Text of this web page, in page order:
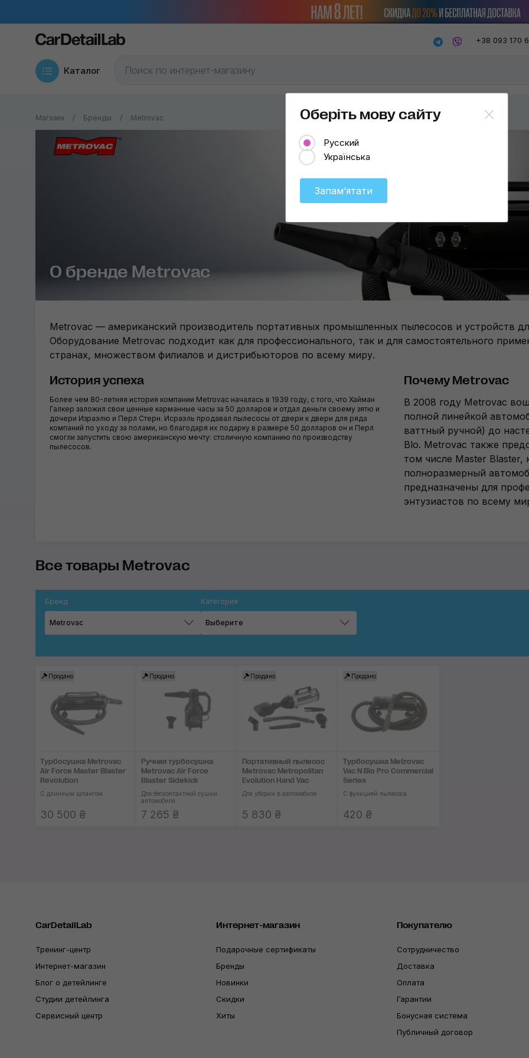
+38 093 170
Каталог
Магазин Бренды Metrovac
О бренде Metrovac
Metrovac — американский производитель портативных промышленных пылесосов и устройств
Оборудование Metrovac подходит как для профессионального, так и для самостоятельного
странах, множеством филиалов и дистрибьюторов по всему миру.
История успеха
Более чем 80-летняя история компании Metrovac началась в 1939 году, с того, что Хайман
Галкер заложил свои ценные карманные часы за 50 долларов и отдал деньги своему зятю и
дочери Израэлю и Перл Стерн. Исраэль продавал пылесосы от двери к двери для ряда
компаний по уходу за полами, но благодаря их подарку в размере 50 долларов он и Перл
смогли запустить свою американскую мечту: столичную компанию по производству
пылесосов.
Почему Metrovac
В 2008 году Metrovac
полной линейкой
ваттный ручной) до
Blo. Metrovac также
том числе Master
полноразмерный
предназначены для
энтузиастов по всему
Все товары Metrovac
Бренд
Metrovac
Категория
Выберите
Продано
Турбосушка Metrovac
Air Force Master Blaster
Revolution
С длинным шлангом
30 500 ₴
Продано
Ручная турбосушка
Metrovac Air Force
Blaster Sidekick
Для бесконтактной сушки
автомобиля
7 265 ₴
Продано
Портативный пылесос
Metrovac Metropolitan
Evolution Hand Vac
Для уборки в автомобиле
5 830 ₴
Продано
Турбосушка Metrovac
Vac N Blo Pro Commercial
Series
С функцией пылесоса
420 ₴
CarDetailLab
Тренинг-центр
Интернет-магазин
Блог о детейлинге
Студии детейлинга
Сервисный центр
Интернет-магазин
Подарочные сертификаты
Бренды
Новинки
Скидки
Хиты
Покупателю
Сотрудничество
Доставка
Оплата
Гарантии
Бонусная система
Публичный договор
Оберіть мову сайту
Русский
Українська
Запамʼятати